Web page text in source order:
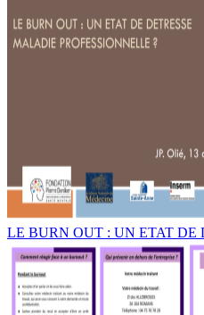
LE BURN OUT : UN ETAT DE